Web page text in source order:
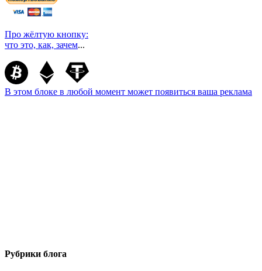
Про жёлтую кнопку:
что это, как, зачем...
В этом блоке в любой момент может появиться ваша реклама
Рубрики блога